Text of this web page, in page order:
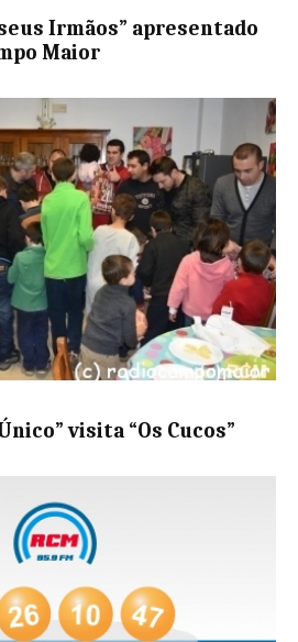
Irmãos” apresentado
Maior
visita “Os Cucos”